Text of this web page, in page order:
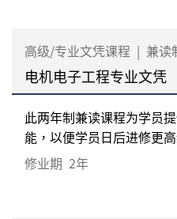
高级/专业文凭课程 | 兼读
电机电子工程专业文凭
此两年制兼读课程为学员
能，以便学员日后进修更
修业期 2年